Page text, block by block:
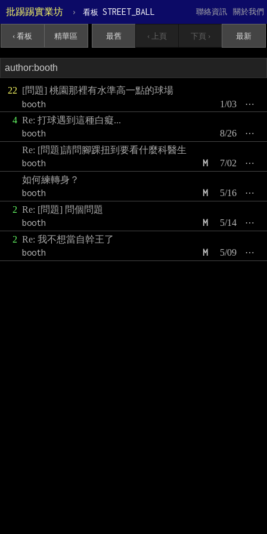
批踢踢實業坊 › 看板 STREET_BALL 關於我們
聯絡資訊
‹ 看板 精華區 最舊 ‹ 上頁 下頁 › 最新
22 [問題] 桃園那裡有水準高一點的球場
booth
⋯
1/03
4 Re: 打球遇到這種白癡...
booth
⋯
8/26
Re: [問題]請問腳踝扭到要看什麼科醫生
booth
⋯
7/02
M
如何練轉身？
booth
⋯
5/16
M
2 Re: [問題] 問個問題
booth
⋯
5/14
M
2 Re: 我不想當自幹王了
booth
⋯
5/09
M